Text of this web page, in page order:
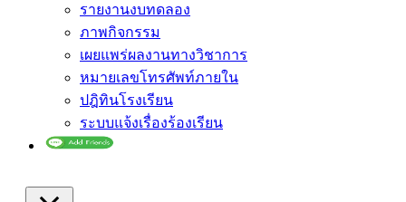
รายงานงบทดลอง
ภาพกิจกรรม
เผยแพร่ผลงานทางวิชาการ
หมายเลขโทรศัพท์ภายใน
ปฎิทินโรงเรียน
ระบบแจ้งเรื่องร้องเรียน